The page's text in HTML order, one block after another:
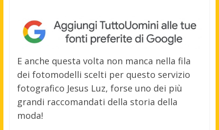
E anche questa volta non manca nella fila
dei fotomodelli scelti per questo servizio
fotografico Jesus Luz, forse uno dei più
grandi raccomandati della storia della
moda!